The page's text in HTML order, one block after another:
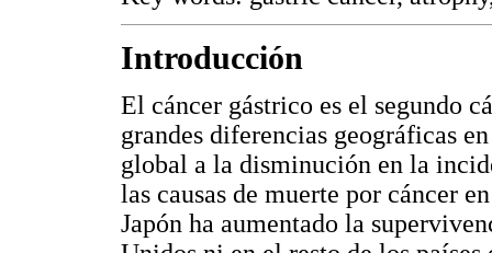
Introducción
El cáncer gástrico es el segundo
grandes diferencias geográficas
global a la disminución en la
las causas de muerte por cáncer
Japón ha aumentado la